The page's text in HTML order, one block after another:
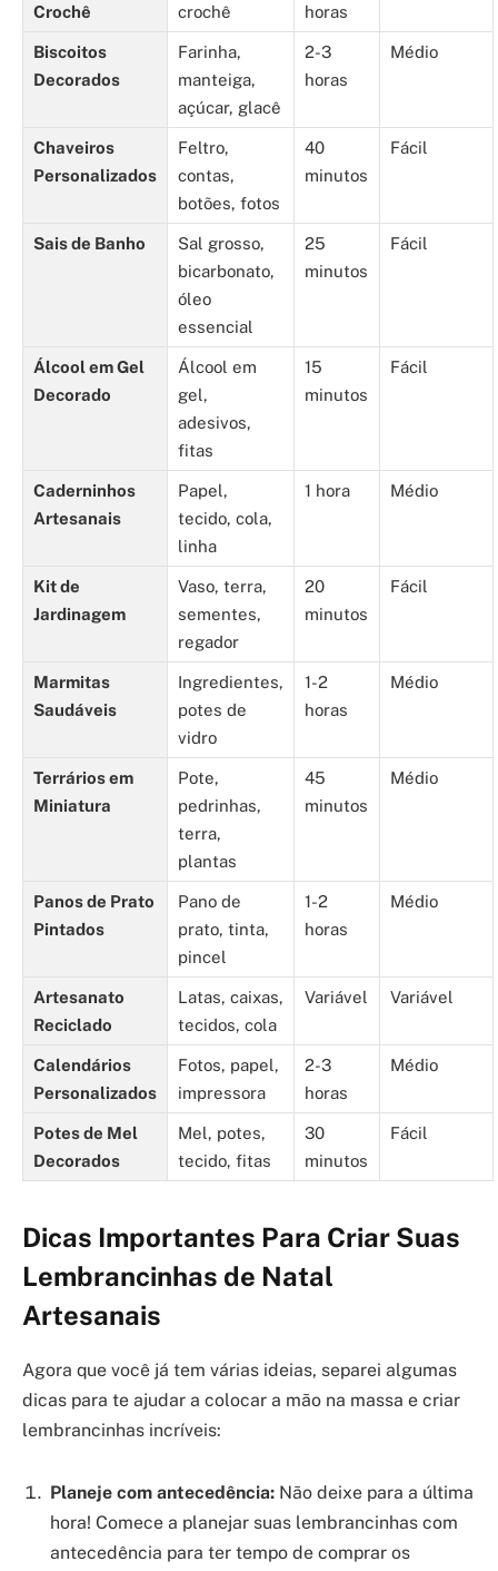
Crochê
crochê
horas
Biscoitos
Decorados
Farinha,
manteiga,
açúcar, glacê
2-3
horas
Médio
Chaveiros
Personalizados
Feltro,
contas,
botões, fotos
40
minutos
Fácil
Sais de Banho
Sal grosso,
bicarbonato,
óleo
essencial
25
minutos
Fácil
Álcool em Gel
Decorado
Álcool em
gel,
adesivos,
fitas
15
minutos
Fácil
Caderninhos
Artesanais
Papel,
tecido, cola,
linha
1 hora Médio
Kit de
Jardinagem
Vaso, terra,
sementes,
regador
20
minutos
Fácil
Marmitas
Saudáveis
Ingredientes,
potes de
vidro
1-2
horas
Médio
Terrários em
Miniatura
Pote,
pedrinhas,
terra,
plantas
45
minutos
Médio
Panos de Prato
Pintados
Pano de
prato, tinta,
pincel
1-2
horas
Médio
Artesanato
Reciclado
Latas, caixas,
tecidos, cola
Variável Variável
Calendários
Personalizados
Fotos, papel,
impressora
2-3
horas
Médio
Potes de Mel
Decorados
Mel, potes,
tecido, fitas
30
minutos
Fácil
Dicas Importantes Para Criar Suas
Lembrancinhas de Natal
Artesanais
Agora que você já tem várias ideias, separei algumas
dicas para te ajudar a colocar a mão na massa e criar
lembrancinhas incríveis:
Planeje com antecedência: Não deixe para a última
hora! Comece a planejar suas lembrancinhas com
antecedência para ter tempo de comprar os